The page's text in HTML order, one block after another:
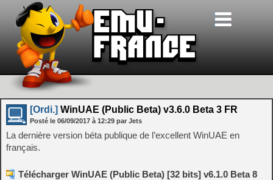
[Ordi.] WinUAE (Public Beta) v3.6.0 Beta 3 FR
Posté le 06/09/2017 à 12:29 par Jets
La dernière version béta publique de l’excellent WinUAE en
français.
Télécharger WinUAE (Public Beta) [32 bits] v6.1.0 Beta 8